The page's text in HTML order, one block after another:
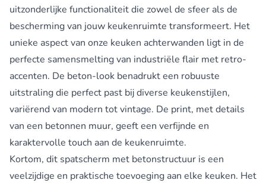
uitzonderlijke functionaliteit die zowel de sfeer als de
bescherming van jouw keukenruimte transformeert. Het
unieke aspect van onze keuken achterwanden ligt in de
perfecte samensmelting van industriële flair met retro-
accenten. De beton-look benadrukt een robuuste
uitstraling die perfect past bij diverse keukenstijlen,
variërend van modern tot vintage. De print, met details
van een betonnen muur, geeft een verfijnde en
karaktervolle touch aan de keukenruimte.
Kortom, dit spatscherm met betonstructuur is een
veelzijdige en praktische toevoeging aan elke keuken. Het